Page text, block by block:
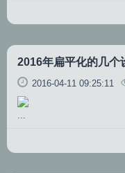
2016年扁平化的几个
2016-04-11 09:25:11
...